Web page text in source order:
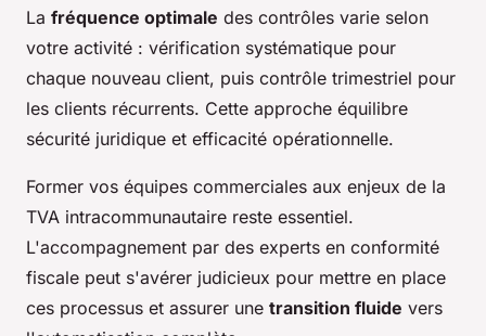
La fréquence optimale des contrôles varie selon
votre activité : vérification systématique pour
chaque nouveau client, puis contrôle trimestriel pour
les clients récurrents. Cette approche équilibre
sécurité juridique et efficacité opérationnelle.
Former vos équipes commerciales aux enjeux de la
TVA intracommunautaire reste essentiel.
L'accompagnement par des experts en conformité
fiscale peut s'avérer judicieux pour mettre en place
ces processus et assurer une transition fluide vers